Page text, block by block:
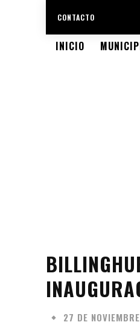
CONTACTO
INICIO
27 DE